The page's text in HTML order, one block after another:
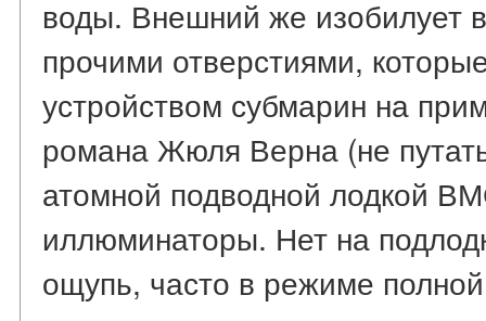
воды. Внешний же изобилует
прочими отверстиями,
устройством субмарин на
романа Жюля Верна (не
атомной подводной лодкой
иллюминаторы. Нет на
ощупь, часто в режиме